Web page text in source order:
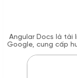
Angular Docs là tài
Google, cung cấp